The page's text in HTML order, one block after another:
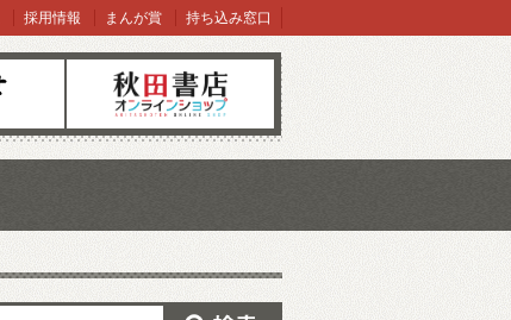
オンラインショップ
採用情報 まんが賞 持ち込み窓口